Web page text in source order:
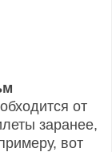
от
заранее,
вот